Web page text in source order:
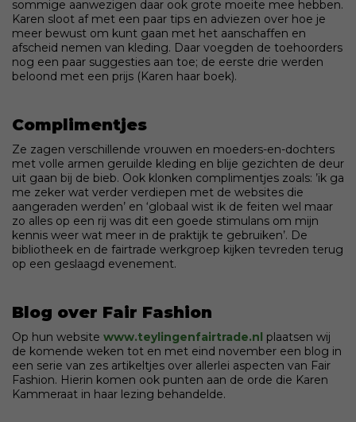
sommige aanwezigen daar ook grote moeite mee hebben.
Karen sloot af met een paar tips en adviezen over hoe je
meer bewust om kunt gaan met het aanschaffen en
afscheid nemen van kleding. Daar voegden de toehoorders
nog een paar suggesties aan toe; de eerste drie werden
beloond met een prijs (Karen haar boek).
Complimentjes
Ze zagen verschillende vrouwen en moeders-en-dochters
met volle armen geruilde kleding en blije gezichten de deur
uit gaan bij de bieb. Ook klonken complimentjes zoals: ’ik ga
me zeker wat verder verdiepen met de websites die
aangeraden werden’ en ‘globaal wist ik de feiten wel maar
zo alles op een rij was dit een goede stimulans om mijn
kennis weer wat meer in de praktijk te gebruiken’. De
bibliotheek en de fairtrade werkgroep kijken tevreden terug
op een geslaagd evenement.
Blog over Fair Fashion
Op hun website www.teylingenfairtrade.nl plaatsen wij
de komende weken tot en met eind november een blog in
een serie van zes artikeltjes over allerlei aspecten van Fair
Fashion. Hierin komen ook punten aan de orde die Karen
Kammeraat in haar lezing behandelde.